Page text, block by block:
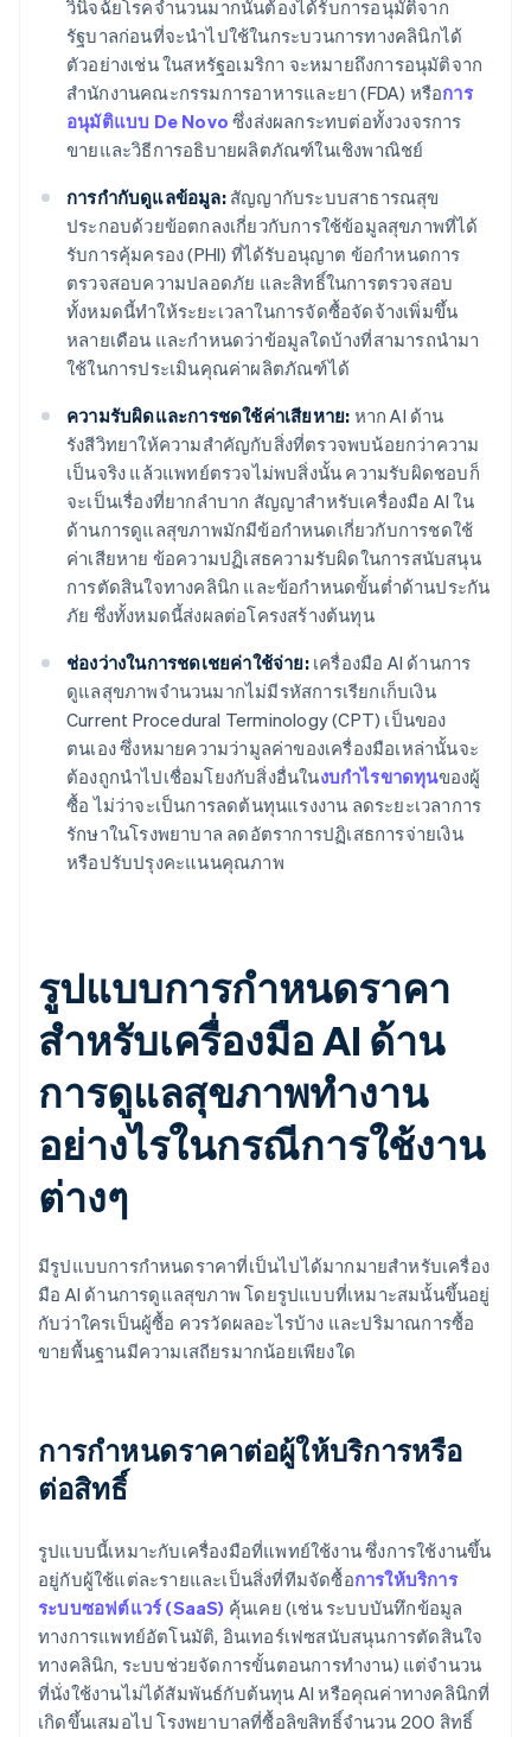
วินิจฉัยโรคจำนวนมากนั้นต้องได้รับการอนุมัติจาก
รัฐบาลก่อนที่จะนำไปใช้ในกระบวนการทางคลินิกได้
ตัวอย่างเช่น ในสหรัฐอเมริกา จะหมายถึงการอนุมัติจาก
สำนักงานคณะกรรมการอาหารและยา (FDA) หรือการ
อนุมัติแบบ De Novo ซึ่งส่งผลกระทบต่อทั้งวงจรการ
ขายและวิธีการอธิบายผลิตภัณฑ์ในเชิงพาณิชย์
การกำกับดูแลข้อมูล:สัญญากับระบบสาธารณสุข
ประกอบด้วยข้อตกลงเกี่ยวกับการใช้ข้อมูลสุขภาพที่ได้
รับการคุ้มครอง (PHI) ที่ได้รับอนุญาต ข้อกำหนดการ
ตรวจสอบความปลอดภัย และสิทธิ์ในการตรวจสอบ
ทั้งหมดนี้ทำให้ระยะเวลาในการจัดซื้อจัดจ้างเพิ่มขึ้น
หลายเดือน และกำหนดว่าข้อมูลใดบ้างที่สามารถนำมา
ใช้ในการประเมินคุณค่าผลิตภัณฑ์ได้
ความรับผิดและการชดใช้ค่าเสียหาย: หาก AI ด้าน
รังสีวิทยาให้ความสำคัญกับสิ่งที่ตรวจพบน้อยกว่าความ
เป็นจริง แล้วแพทย์ตรวจไม่พบสิ่งนั้น ความรับผิดชอบก็
จะเป็นเรื่องที่ยากลำบาก สัญญาสำหรับเครื่องมือ AI ใน
ด้านการดูแลสุขภาพมักมีข้อกำหนดเกี่ยวกับการชดใช้
ค่าเสียหาย ข้อความปฏิเสธความรับผิดในการสนับสนุน
การตัดสินใจทางคลินิก และข้อกำหนดขั้นต่ำด้านประกัน
ภัย ซึ่งทั้งหมดนี้ส่งผลต่อโครงสร้างต้นทุน
ช่องว่างในการชดเชยค่าใช้จ่าย:เครื่องมือ AI ด้านการ
ดูแลสุขภาพจำนวนมากไม่มีรหัสการเรียกเก็บเงิน
Current Procedural Terminology (CPT) เป็นของ
ตนเอง ซึ่งหมายความว่ามูลค่าของเครื่องมือเหล่านั้นจะ
ต้องถูกนำไปเชื่อมโยงกับสิ่งอื่นในงบกำไรขาดทุนของผู้
ซื้อ ไม่ว่าจะเป็นการลดต้นทุนแรงงาน ลดระยะเวลาการ
รักษาในโรงพยาบาล ลดอัตราการปฏิเสธการจ่ายเงิน
หรือปรับปรุงคะแนนคุณภาพ
รูปแบบการกำหนดราคา
สำหรับเครื่องมือ AI ด้าน
การดูแลสุขภาพทำงาน
อย่างไรในกรณีการใช้งาน
ต่างๆ
มีรูปแบบการกำหนดราคาที่เป็นไปได้มากมายสำหรับเครื่อง
มือ AI ด้านการดูแลสุขภาพ โดยรูปแบบที่เหมาะสมนั้นขึ้นอยู่
กับว่าใครเป็นผู้ซื้อ ควรวัดผลอะไรบ้าง และปริมาณการซื้อ
ขายพื้นฐานมีความเสถียรมากน้อยเพียงใด
การกำหนดราคาต่อผู้ให้บริการหรือ
ต่อสิทธิ์
รูปแบบนี้เหมาะกับเครื่องมือที่แพทย์ใช้งาน ซึ่งการใช้งานขึ้น
อยู่กับผู้ใช้แต่ละรายและเป็นสิ่งที่ทีมจัดซื้อการให้บริการ
ระบบซอฟต์แวร์ (SaaS) คุ้นเคย (เช่น ระบบบันทึกข้อมูล
ทางการแพทย์อัตโนมัติ, อินเทอร์เฟซสนับสนุนการตัดสินใจ
ทางคลินิก, ระบบช่วยจัดการขั้นตอนการทำงาน) แต่จำนวน
ที่นั่งใช้งานไม่ได้สัมพันธ์กับต้นทุน AI หรือคุณค่าทางคลินิกที่
เกิดขึ้นเสมอไป โรงพยาบาลที่ซื้อลิขสิทธิ์จำนวน 200 สิทธิ์